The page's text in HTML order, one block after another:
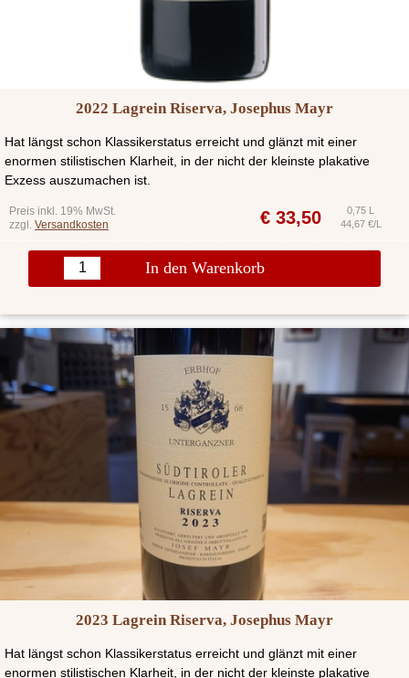
2022 Lagrein Riserva, Josephus Mayr
Hat längst schon Klassikerstatus erreicht und glänzt mit einer
enormen stilistischen Klarheit, in der nicht der kleinste plakative
Exzess auszumachen ist.
Preis inkl. 19% MwSt.
zzgl. Versandkosten € 33,50
0,75 L
44,67 €/L
In den Warenkorb
2023 Lagrein Riserva, Josephus Mayr
Hat längst schon Klassikerstatus erreicht und glänzt mit einer
enormen stilistischen Klarheit, in der nicht der kleinste plakative